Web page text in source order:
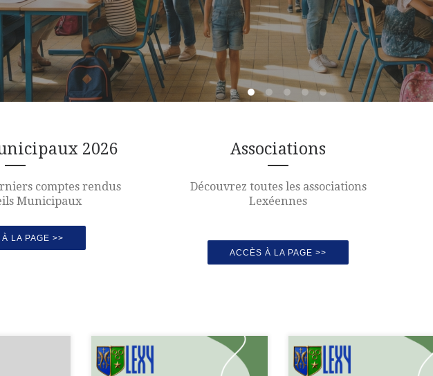
2026
comptes rendus
Municipaux
LA PAGE >>
Associations
Découvrez toutes les associations
Lexéennes
ACCÈS À LA PAGE >>
Résumé de l’arrêté préfectoral Il
s’agit de l’arrêté préfectoral n°
Département de Meurthe-et-
Moselle Commune de LEXY